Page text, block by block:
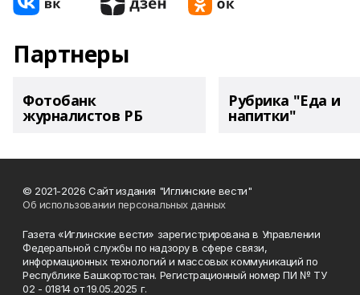
Партнеры
Фотобанк
журналистов РБ
Рубрика "Еда и
напитки"
© 2021-2026 Сайт издания "Иглинские вести"
Об использовании персональных данных
Газета «Иглинские вести» зарегистрирована в Управлении
Федеральной службы по надзору в сфере связи,
информационных технологий и массовых коммуникаций по
Республике Башкортостан. Регистрационный номер ПИ № ТУ
02 - 01814 от 19.05.2025 г.